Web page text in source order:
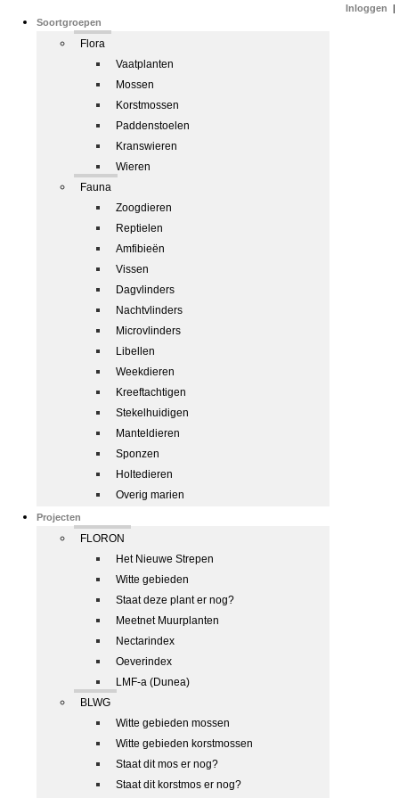
Soortgroepen
Flora
Vaatplanten
Mossen
Korstmossen
Paddenstoelen
Kranswieren
Wieren
Fauna
Zoogdieren
Reptielen
Amfibieën
Vissen
Dagvlinders
Nachtvlinders
Microvlinders
Libellen
Weekdieren
Kreeftachtigen
Stekelhuidigen
Manteldieren
Sponzen
Holtedieren
Overig marien
Projecten
FLORON
Het Nieuwe Strepen
Witte gebieden
Staat deze plant er nog?
Meetnet Muurplanten
Nectarindex
Oeverindex
LMF-a (Dunea)
BLWG
Witte gebieden mossen
Witte gebieden korstmossen
Staat dit mos er nog?
Staat dit korstmos er nog?
Inloggen |